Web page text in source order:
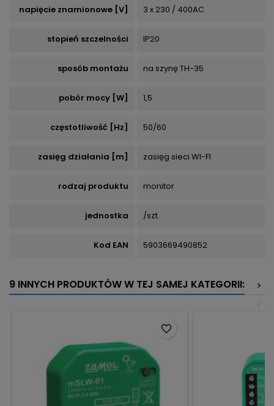
napięcie znamionowe [V] 3 x 230 / 400AC
stopień szczelności IP20
sposób montażu na szynę TH-35
pobór mocy [W] 1,5
częstotliwość [Hz] 50/60
zasięg działania [m] zasięg sieci WI-FI
rodzaj produktu monitor
jednostka /szt.
Kod EAN 5903669490852
9 INNYCH PRODUKTÓW W TEJ SAMEJ KATEGORII:
>
<
favorite_border